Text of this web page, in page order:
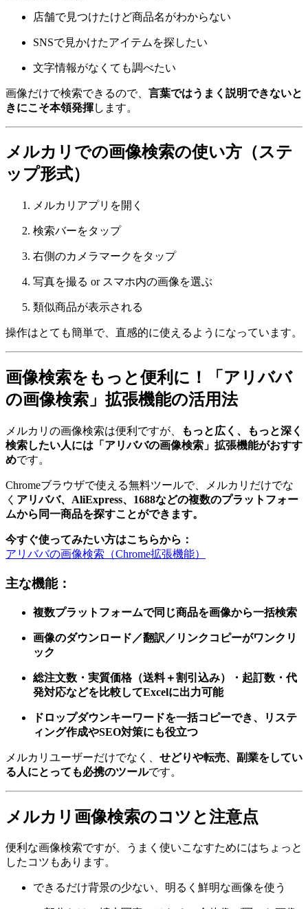
店舗で見つけたけど商品名がわからない
SNSで見かけたアイテムを探したい
文字情報がなくても調べたい
画像だけで検索できるので、 言葉ではうまく説明できないと
きにこそ本領発揮します。
メルカリでの画像検索の使い方（ステ
ップ形式）
メルカリアプリを開く
検索バーをタップ
右側のカメラマークをタップ
写真を撮る or スマホ内の画像を選ぶ
類似商品が表示される
操作はとても簡単で、直感的に使えるようになっています。
画像検索をもっと便利に！「アリババ
の画像検索」拡張機能の活用法
メルカリの画像検索は便利ですが、
もっと広く、もっと深く
検索したい人には「アリババの画像検索」拡張機能がおすす
めです。
Chromeブラウザで使える無料ツールで、メルカリだけでな
く アリババ、AliExpress、1688などの複数のプラットフォー
ムから同一商品を探すことができます。
今すぐ使ってみたい方はこちらから：
アリババの画像検索（Chrome拡張機能）
主な機能：
複数プラットフォームで同じ商品を画像から一括検索
画像のダウンロード／翻訳／リンクコピーがワンクリ
ック
総注文数・実質価格（送料＋割引込み）・起訂数・代
発対応などを比較してExcelに出力可能
ドロップダウンキーワードを一括コピーでき、リステ
ィング作成やSEO対策にも役立つ
メルカリユーザーだけでなく、 せどりや転売、副業をしてい
る人にとっても必携のツールです。
メルカリ画像検索のコツと注意点
便利な画像検索ですが、うまく使いこなすためにはちょっと
したコツもあります。
できるだけ背景の少ない、明るく鮮明な画像を使う